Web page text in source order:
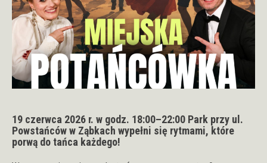
19 czerwca 2026 r. w godz. 18:00–22:00 Park przy ul.
Powstańców w Ząbkach wypełni się rytmami, które
porwą do tańca każdego!